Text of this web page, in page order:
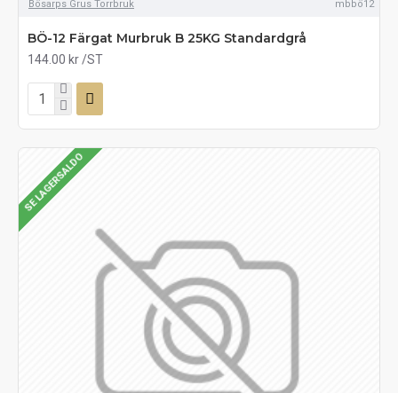
Bösarps Grus Torrbruk mbbö12
BÖ-12 Färgat Murbruk B 25KG Standardgrå
144.00 kr /ST
SE LAGERSALDO